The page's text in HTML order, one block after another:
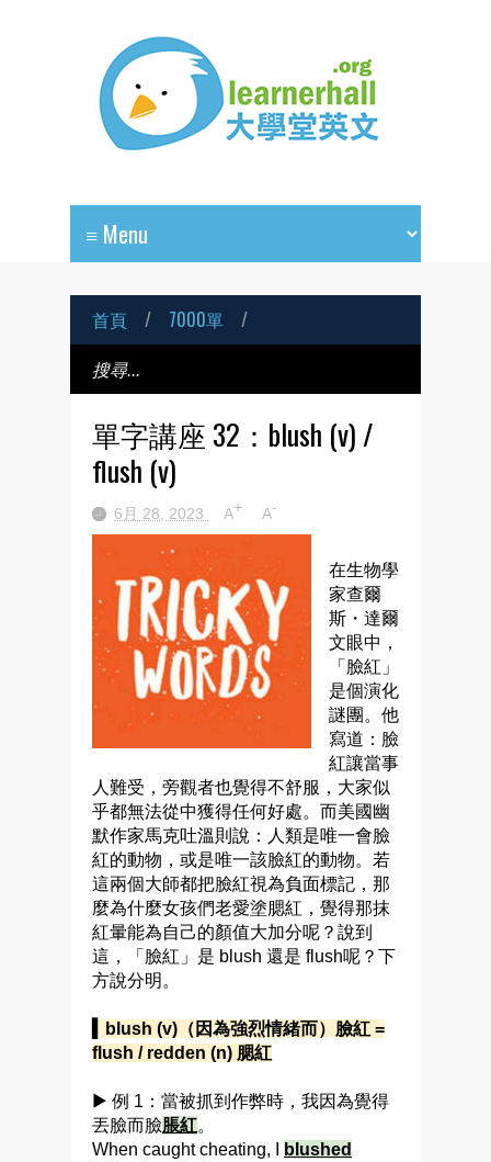
首頁 / 7000單 /
單字講座 32：blush (v) /
flush (v)
6月 28, 2023 A+ A-
在生物學
家查爾
斯・達爾
文眼中，
「臉紅」
是個演化
謎團。他
寫道：臉
紅讓當事
人難受，旁觀者也覺得不舒服，大家似
乎都無法從中獲得任何好處。而美國幽
默作家馬克吐溫則說：人類是唯一會臉
紅的動物，或是唯一該臉紅的動物。若
這兩個大師都把臉紅視為負面標記，那
麼為什麼女孩們老愛塗腮紅，覺得那抹
紅暈能為自己的顏值大加分呢？說到
這，「臉紅」是 blush 還是 flush呢？下
方說分明。
▍blush (v)（因為強烈情緒而）臉紅 =
flush / redden (n) 腮紅
▶ 例 1：當被抓到作弊時，我因為覺得
丟臉而臉脹紅。
When caught cheating, I
blushed